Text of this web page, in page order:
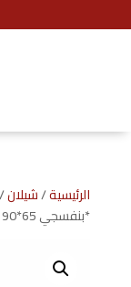
الرئيسية/شيلان
*بنفسجي 65*190